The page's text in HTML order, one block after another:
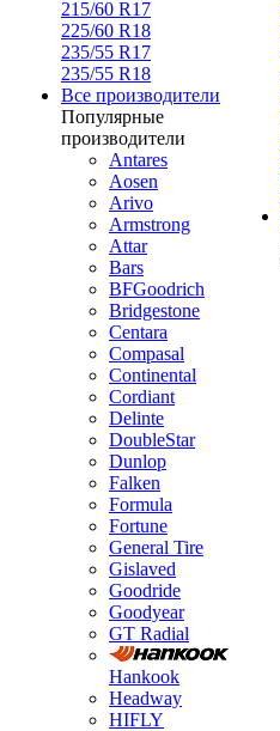
215/60 R17
225/60 R18
235/55 R17
235/55 R18
Все производители
Популярные
производители
Antares
Aosen
Arivo
Armstrong
Attar
Bars
BFGoodrich
Bridgestone
Centara
Compasal
Continental
Cordiant
Delinte
DoubleStar
Dunlop
Falken
Formula
Fortune
General Tire
Gislaved
Goodride
Goodyear
GT Radial
Hankook
Headway
HIFLY